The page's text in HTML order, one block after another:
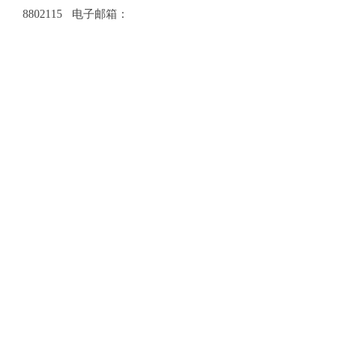
8802115 电子邮箱：